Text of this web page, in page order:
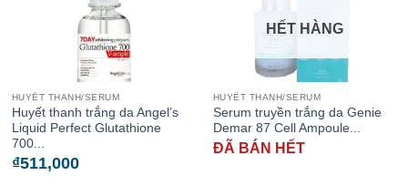
HUYẾT THANH/SERUM
Huyết thanh trắng da Angel’s
Liquid Perfect Glutathione
700...
₫511,000
HẾT HÀNG
HUYẾT THANH/SERUM
Serum truyền trắng da Genie
Demar 87 Cell Ampoule...
ĐÃ BÁN HẾT